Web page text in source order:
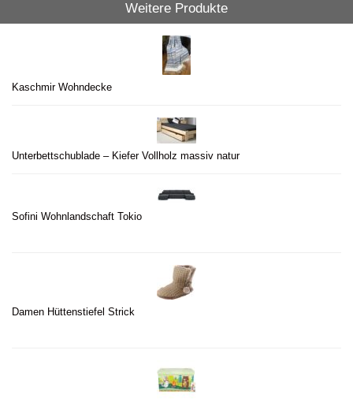
Weitere Produkte
Kaschmir Wohndecke
Unterbettschublade – Kiefer Vollholz massiv natur
Sofini Wohnlandschaft Tokio
Damen Hüttenstiefel Strick